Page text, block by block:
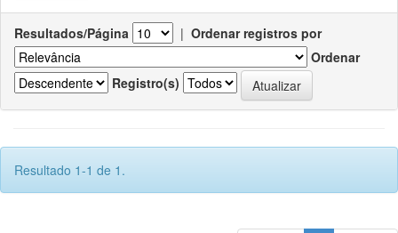
Resultados/Página | Ordenar registros por
Ordenar
Registro(s)
Resultado 1-1 de 1.